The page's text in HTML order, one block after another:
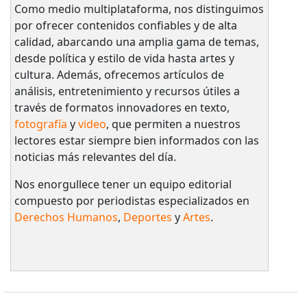
Como medio multiplataforma, nos distinguimos
por ofrecer contenidos confiables y de alta
calidad, abarcando una amplia gama de temas,
desde política y estilo de vida hasta artes y
cultura. Además, ofrecemos artículos de
análisis, entretenimiento y recursos útiles a
través de formatos innovadores en texto,
fotografía yvideo, que permiten a nuestros
lectores estar siempre bien informados con las
noticias más relevantes del día.
Nos enorgullece tener un equipo editorial
compuesto por periodistas especializados en
Derechos Humanos, Deportes yArtes.